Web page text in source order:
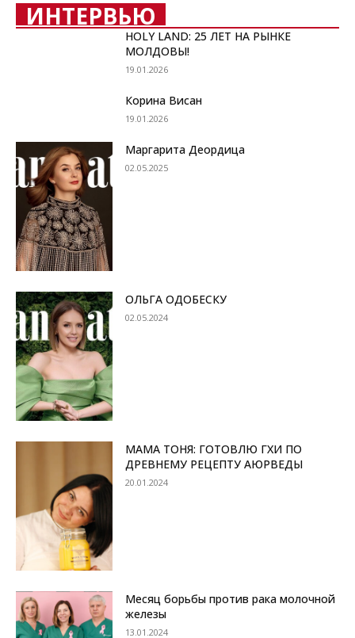
ИНТЕРВЬЮ
HOLY LAND: 25 ЛЕТ НА РЫНКЕ
МОЛДОВЫ!
19.01.2026
Корина Висан
19.01.2026
Маргарита Деордица
02.05.2025
ОЛЬГА ОДОБЕСКУ
02.05.2024
МАМА ТОНЯ: ГОТОВЛЮ ГХИ ПО
ДРЕВНЕМУ РЕЦЕПТУ АЮРВЕДЫ
20.01.2024
Месяц борьбы против рака молочной
железы
13.01.2024